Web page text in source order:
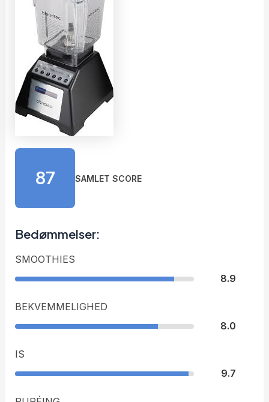
87 SAMLET SCORE
Bedømmelser:
SMOOTHIES
8.9
BEKVEMMELIGHED
8.0
IS
9.7